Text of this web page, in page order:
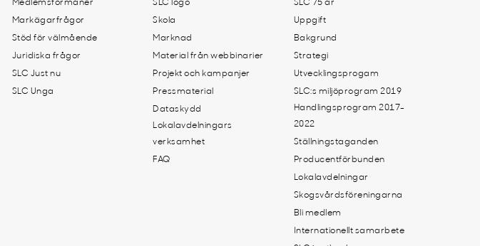
Medlemsförmåner
Markägarfrågor
Stöd för välmående
Juridiska frågor
SLC Just nu
SLC Unga
SLC logo
Skola
Marknad
Material från webbinarier
Projekt och kampanjer
Pressmaterial
Dataskydd
Lokalavdelningars
verksamhet
FAQ
SLC 75 år
Uppgift
Bakgrund
Strategi
Utvecklingsprogam
SLC:s miljöprogram 2019
Handlingsprogram 2017-
2022
Ställningstaganden
Producentförbunden
Lokalavdelningar
Skogsvårdsföreningarna
Bli medlem
Internationellt samarbete